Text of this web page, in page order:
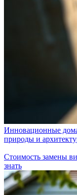
Инновационные
природы и
Стоимость замены
знать